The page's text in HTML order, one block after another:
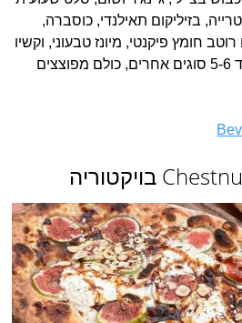
בזיליקום תאילנדי, כוסברה,
חומץ פיקנטי, מיונז טבעוני, וקשיו
קלוי דביק. המקום מציע עוד 5-6 סוגים אחרים, כולם מפוצצים